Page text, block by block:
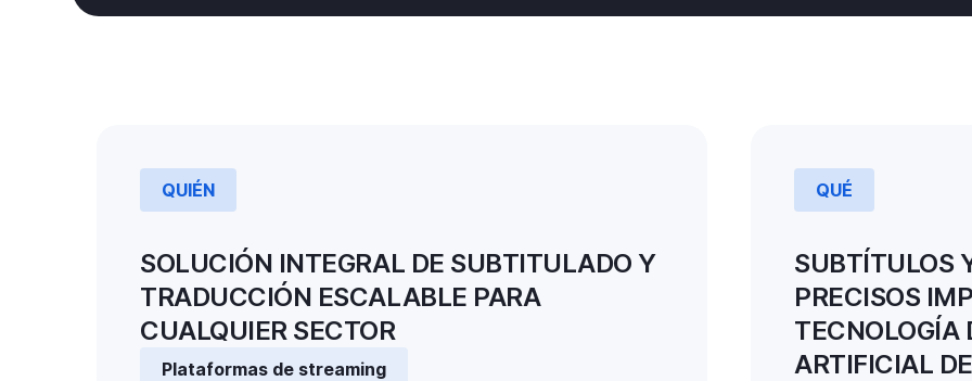
QUIÉN
SOLUCIÓN INTEGRAL DE SUBTITULADO Y
TRADUCCIÓN ESCALABLE PARA
CUALQUIER SECTOR
Plataformas de streaming
QUÉ
SUBTÍTULOS
PRECISOS
TECNOLOGÍA
ARTIFICIAL